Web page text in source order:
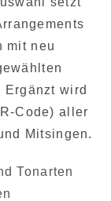
mit neu
Ergänzt wird
Code) aller
Mitsingen.
Tonarten